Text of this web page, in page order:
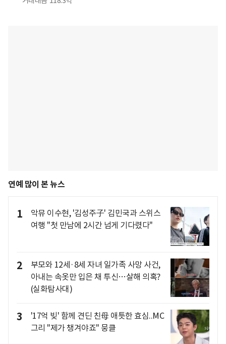
연예 많이 본 뉴스
1
악뮤 이수현, '김성주子' 김민국과 스위스
여행 "첫 만남에 2시간 넘게 기다렸다"
2
부모와 12세·8세 자녀 일가족 사망 사건,
아내는 속옷만 입은 채 투신…살해 의혹?
(실화탐사대)
3
'17억 빚' 함께 견딘 친母 애틋한 효심..MC
그리 "제가 챙겨야죠" 뭉클